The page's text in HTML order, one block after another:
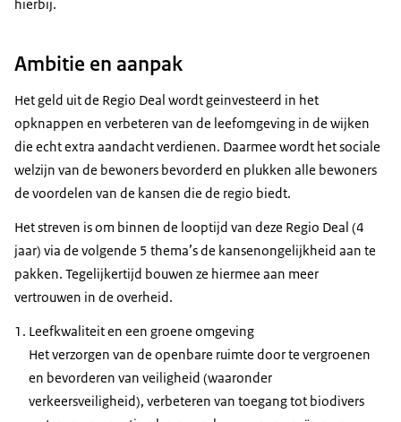
hierbij.
Ambitie en aanpak
Het geld uit de Regio Deal wordt geinvesteerd in het
opknappen en verbeteren van de leefomgeving in de wijken
die echt extra aandacht verdienen. Daarmee wordt het sociale
welzijn van de bewoners bevorderd en plukken alle bewoners
de voordelen van de kansen die de regio biedt.
Het streven is om binnen de looptijd van deze Regio Deal (4
jaar) via de volgende 5 thema’s de kansenongelijkheid aan te
pakken. Tegelijkertijd bouwen ze hiermee aan meer
vertrouwen in de overheid.
Leefkwaliteit en een groene omgeving
Het verzorgen van de openbare ruimte door te vergroenen
en bevorderen van veiligheid (waaronder
verkeersveiligheid), verbeteren van toegang tot biodivers